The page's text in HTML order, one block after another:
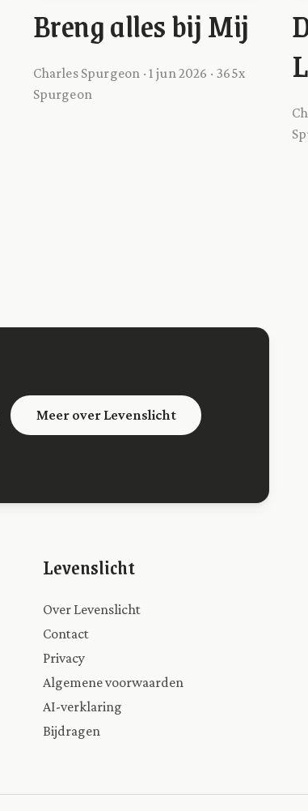
Breng alles bij Mij
Charles Spurgeon · 1 jun 2026 · 365x
Spurgeon
Meer over Levenslicht
Levenslicht
Over Levenslicht
Contact
Privacy
Algemene voorwaarden
AI-verklaring
Bijdragen